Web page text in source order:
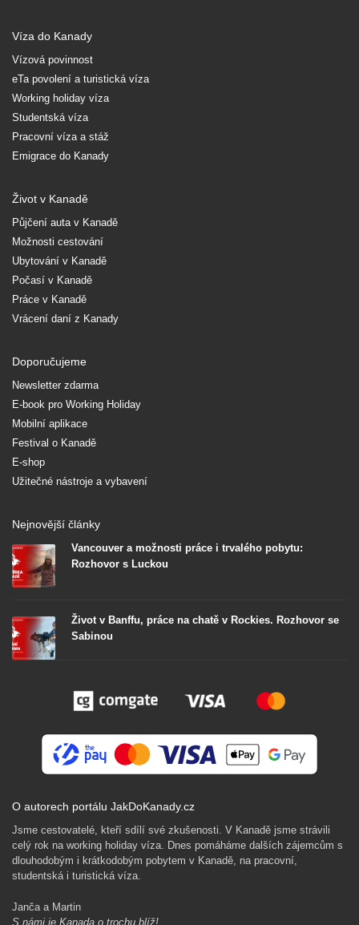
Víza do Kanady
Vízová povinnost
eTa povolení a turistická víza
Working holiday víza
Studentská víza
Pracovní víza a stáž
Emigrace do Kanady
Život v Kanadě
Půjčení auta v Kanadě
Možnosti cestování
Ubytování v Kanadě
Počasí v Kanadě
Práce v Kanadě
Vrácení daní z Kanady
Doporučujeme
Newsletter zdarma
E-book pro Working Holiday
Mobilní aplikace
Festival o Kanadě
E-shop
Užitečné nástroje a vybavení
Nejnovější články
Vancouver a možnosti práce i trvalého pobytu:
Rozhovor s Luckou
Život v Banffu, práce na chatě v Rockies. Rozhovor se
Sabinou
O autorech portálu JakDoKanady.cz
Jsme cestovatelé, kteří sdílí své zkušenosti. V Kanadě jsme strávili
celý rok na working holiday víza. Dnes pomáháme dalších zájemcům s
dlouhodobým i krátkodobým pobytem v Kanadě, na pracovní,
studentská i turistická víza.
Janča a Martin
S námi je Kanada o trochu blíž!